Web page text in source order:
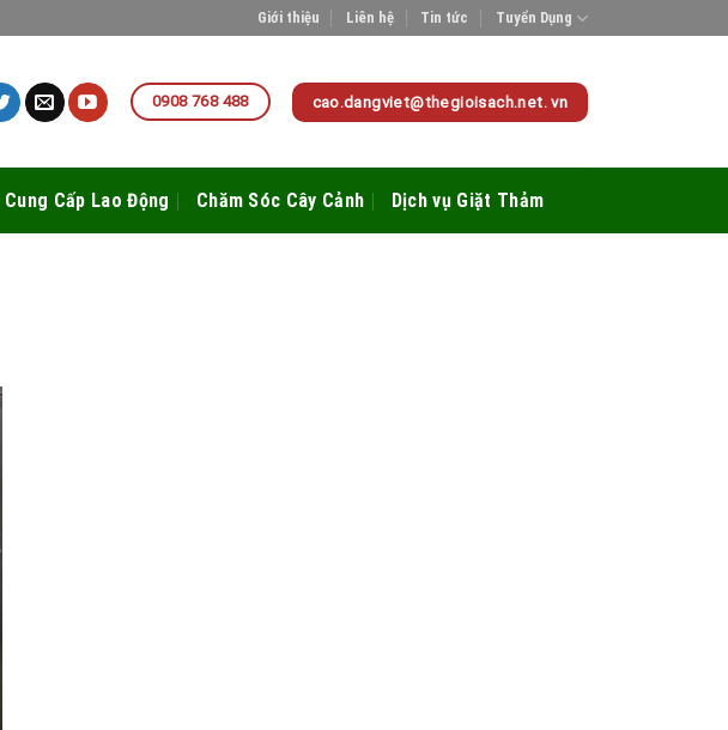
Giới thiệu Liên hệ Tin tức Tuyển Dụng
0908 768 488 cao.dangviet@thegioisach.net. vn
Cung Cấp Lao Động Chăm Sóc Cây Cảnh Dịch vụ Giặt Thảm